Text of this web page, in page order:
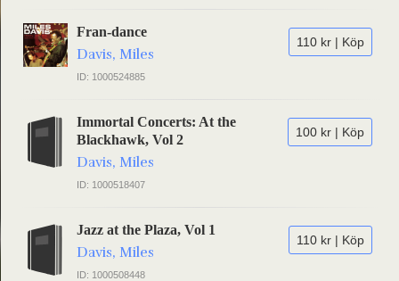
110 kr | Köp
Fran-dance
Davis, Miles
ID: 1000524885
100 kr | Köp
Immortal Concerts: At the
Blackhawk, Vol 2
Davis, Miles
ID: 1000518407
110 kr | Köp
Jazz at the Plaza, Vol 1
Davis, Miles
ID: 1000508448